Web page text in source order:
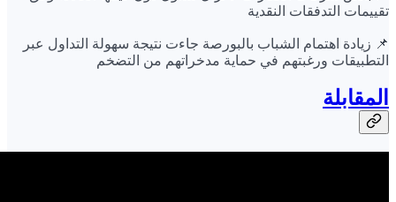
تقييمات التدفقات النقدية
📌 زيادة اهتمام الشباب بالبورصة جاءت نتيجة سهولة التداول عبر
التطبيقات ورغبتهم في حماية مدخراتهم من التضخم
المقابلة